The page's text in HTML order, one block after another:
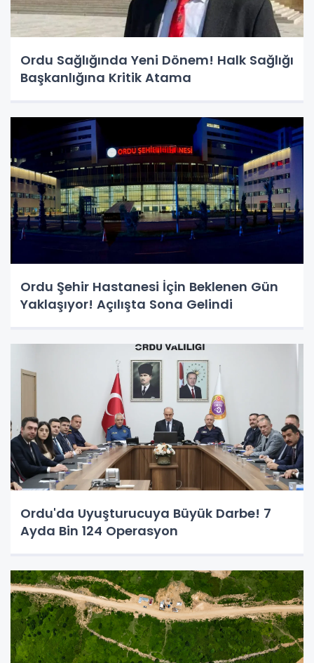
Ordu Sağlığında Yeni Dönem! Halk Sağlığı
Başkanlığına Kritik Atama
Ordu Şehir Hastanesi İçin Beklenen Gün
Yaklaşıyor! Açılışta Sona Gelindi
Ordu'da Uyuşturucuya Büyük Darbe! 7
Ayda Bin 124 Operasyon